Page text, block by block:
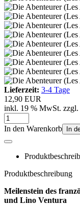
Lieferzeit: 3-4 Tage
12,90 EUR
inkl. 19 % MwSt. zzgl.
In den Warenkorb In
Produktbeschreibung
Meilenstein des
und Lino Ventura